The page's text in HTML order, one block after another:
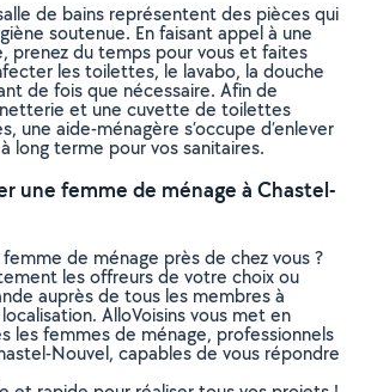
de bains représentent des pièces qui
soutenue. En faisant appel à une
prenez du temps pour vous et faites
les toilettes, le lavabo, la douche
de fois que nécessaire. Afin de
et une cuvette de toilettes
une aide-ménagère s’occupe d’enlever
long terme pour vos sanitaires.
une femme de ménage à Chastel-
de ménage près de chez vous ?
les offreurs de votre choix ou
auprès de tous les membres à
AlloVoisins vous met en
les femmes de ménage, professionnels
Nouvel, capables de vous répondre